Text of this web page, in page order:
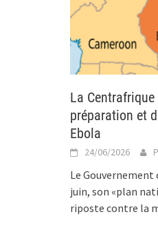
La
préparation et
Ebola
24/06/2026
Le Gouvernement
juin, son «plan
riposte contre la